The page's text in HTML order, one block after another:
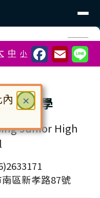
⏸
中 小
民中學
Junior High
區新孝路87號
× 關閉
請使用 Tab 鍵在